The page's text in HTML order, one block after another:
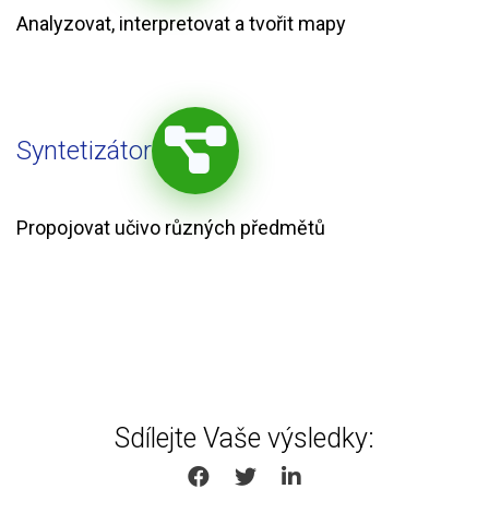
Analyzovat, interpretovat a tvořit mapy
Syntetizátor
Propojovat učivo různých předmětů
Sdílejte Vaše výsledky:
SHARE ON FACEBOOK
SHARE ON TWITTER
SHARE ON LINKEDIN